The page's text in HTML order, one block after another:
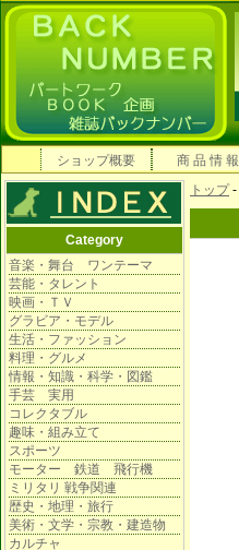
ショップ概要 商 品 情 報
Category
音楽・舞台 ワンテーマ
芸能・タレント
映画・ＴＶ
グラビア・モデル
生活・ファッション
料理・グルメ
情報・知識・科学・図鑑
手芸 実用
コレクタブル
趣味・組み立て
スポーツ
モーター 鉄道 飛行機
ミリタリ 戦争関連
歴史・地理・旅行
美術・文学・宗教・建造物
カルチャ
トップ-